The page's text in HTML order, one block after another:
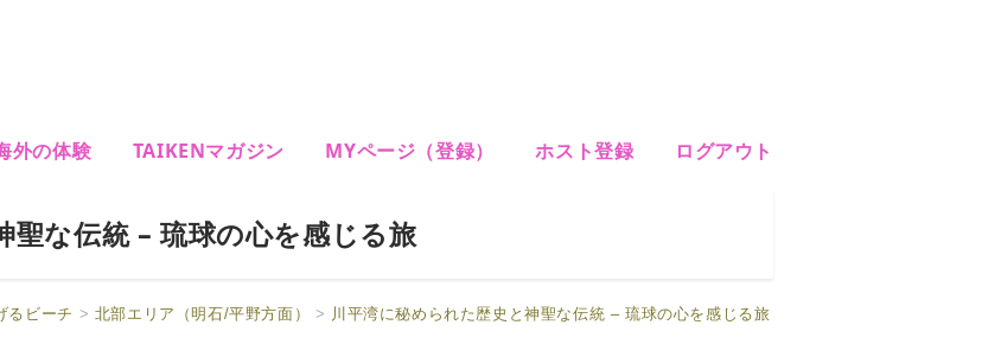
外の体験 TAIKENマガジン MYページ（登録） ホスト登録 ログアウト
聖な伝統 – 琉球の心を感じる旅
るビーチ > 北部エリア（明石/平野方面） > 川平湾に秘められた歴史と神聖な伝統 – 琉球の心を感じる旅